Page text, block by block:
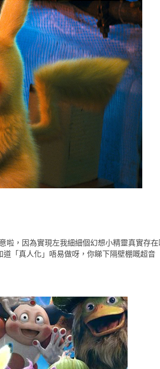
啦，因為實現左我細細個幻想小精靈真實存
「真人化」唔易做呀，你睇下隔壁棚嘅超音